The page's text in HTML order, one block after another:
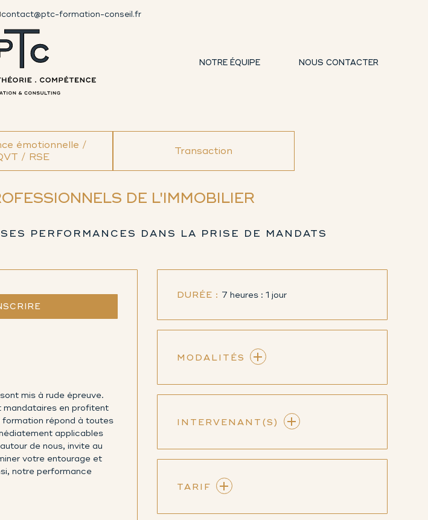
contact@ptc-formation-conseil.fr
NOTRE ÉQUIPE NOUS CONTACTER
émotionnelle /
/ RSE
Transaction
DE L'IMMOBILIER
PERFORMANCES DANS LA PRISE DE MANDATS
mis à rude épreuve.
mandataires en profitent
formation répond à toutes
applicables
de nous, invite au
votre entourage et
notre performance
DURÉE : 7 heures : 1 jour
MODALITÉS
INTERVENANT(S)
TARIF